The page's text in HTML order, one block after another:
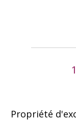
Propriété